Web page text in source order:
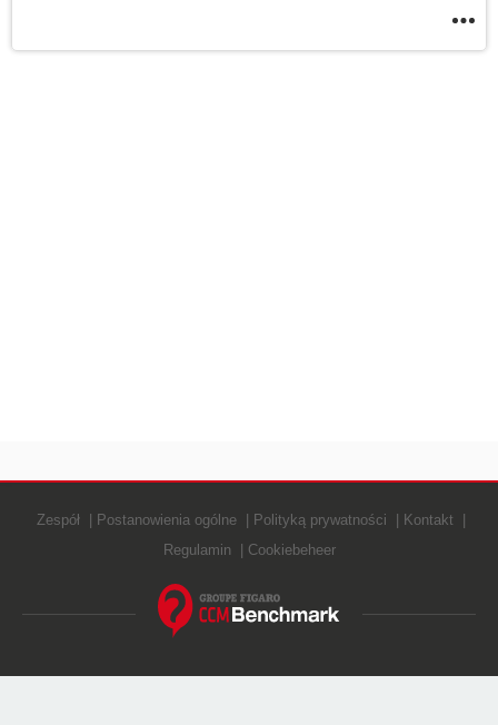
Zespół Postanowienia ogólne Polityką prywatności
Kontakt
Regulamin
Cookiebeheer